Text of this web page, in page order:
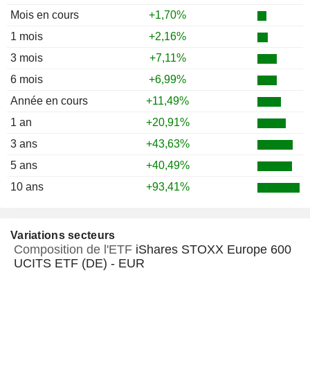
Mois en cours
+1,70%
1 mois
+2,16%
3 mois
+7,11%
6 mois
+6,99%
Année en cours
+11,49%
1 an
+20,91%
3 ans
+43,63%
5 ans
+40,49%
10 ans
+93,41%
Variations secteurs
Composition de l'ETF iShares STOXX Europe 600
UCITS ETF (DE) - EUR